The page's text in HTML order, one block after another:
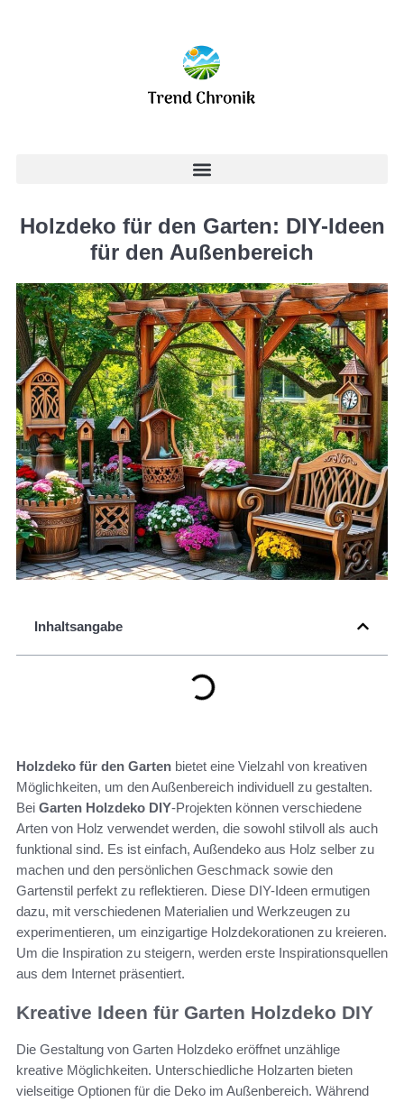
Holzdeko für den Garten: DIY-Ideen
für den Außenbereich
Inhaltsangabe
Holzdeko für den Garten bietet eine Vielzahl von kreativen
Möglichkeiten, um den Außenbereich individuell zu gestalten.
Bei Garten Holzdeko DIY-Projekten können verschiedene
Arten von Holz verwendet werden, die sowohl stilvoll als auch
funktional sind. Es ist einfach, Außendeko aus Holz selber zu
machen und den persönlichen Geschmack sowie den
Gartenstil perfekt zu reflektieren. Diese DIY-Ideen ermutigen
dazu, mit verschiedenen Materialien und Werkzeugen zu
experimentieren, um einzigartige Holzdekorationen zu kreieren.
Um die Inspiration zu steigern, werden erste Inspirationsquellen
aus dem Internet präsentiert.
Kreative Ideen für Garten Holzdeko DIY
Die Gestaltung von Garten Holzdeko eröffnet unzählige
kreative Möglichkeiten. Unterschiedliche Holzarten bieten
vielseitige Optionen für die Deko im Außenbereich. Während